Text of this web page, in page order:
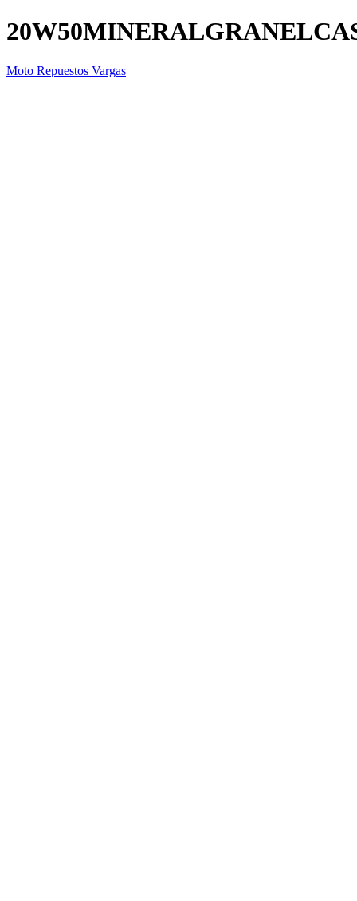
Moto Repuestos Vargas